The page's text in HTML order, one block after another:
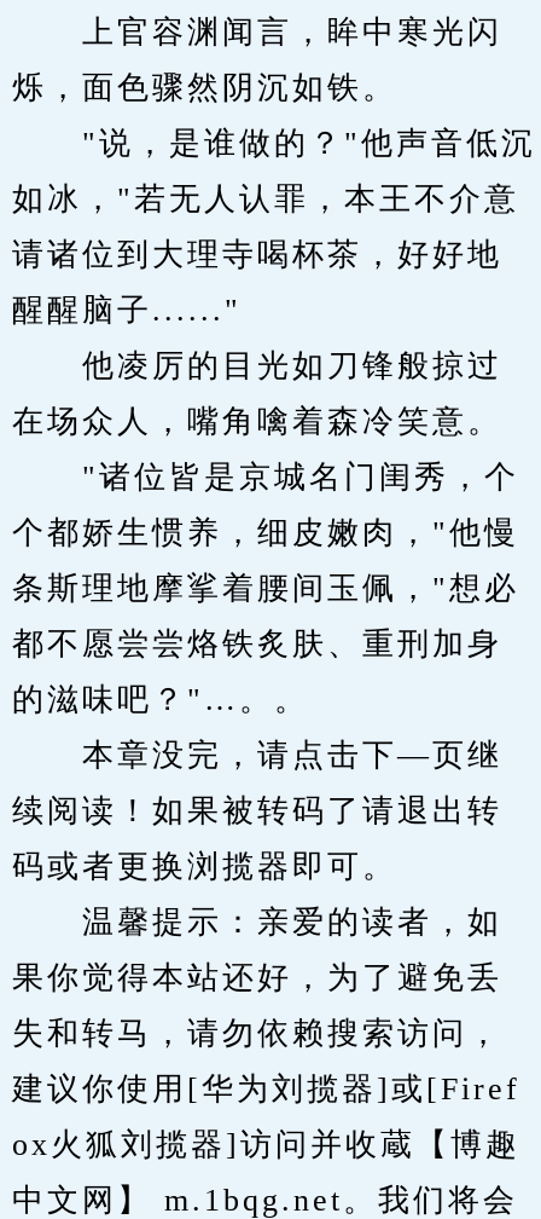
上官容渊闻言，眸中寒光闪
烁，面色骤然阴沉如铁。
"说，是谁做的？"他声音低沉
如冰，"若无人认罪，本王不介意
请诸位到大理寺喝杯茶，好好地
醒醒脑子......"
他凌厉的目光如刀锋般掠过
在场众人，嘴角噙着森冷笑意。
"诸位皆是京城名门闺秀，个
个都娇生惯养，细皮嫩肉，"他慢
条斯理地摩挲着腰间玉佩，"想必
都不愿尝尝烙铁炙肤、重刑加身
的滋味吧？"…。。
本章没完，请点击下—页继
续阅读！如果被转码了请退出转
码或者更换浏揽器即可。
温馨提示：亲爱的读者，如
果你觉得本站还好，为了避免丢
失和转马，请勿依赖搜索访问，
建议你使用[华为刘揽器]或[Firef
ox火狐刘揽器]访问并收蔵【博趣
中文网】 m.1bqg.net。我们将会